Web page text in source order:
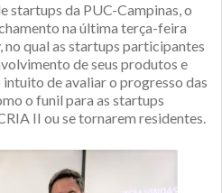
startups da PUC-Campinas, o
na última terça-feira
qual as startups participantes
de seus produtos e
de avaliar o progresso das
o funil para as startups
II ou se tornarem residentes.